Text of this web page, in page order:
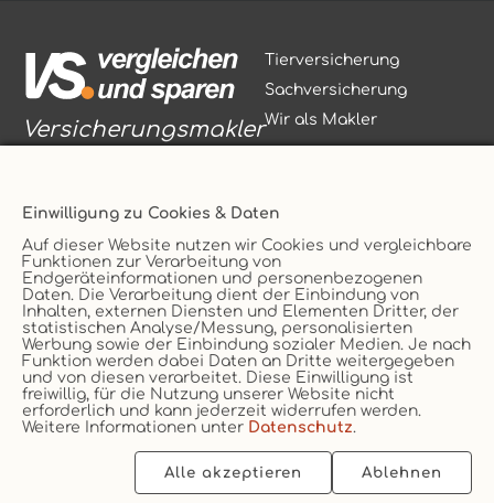
Einwilligung zu Cookies & Daten
Auf dieser Website nutzen wir Cookies und vergleichbare
Funktionen zur Verarbeitung von
Endgeräteinformationen und personenbezogenen
Daten. Die Verarbeitung dient der Einbindung von
Inhalten, externen Diensten und Elementen Dritter, der
statistischen Analyse/Messung, personalisierten
Werbung sowie der Einbindung sozialer Medien. Je nach
Funktion werden dabei Daten an Dritte weitergegeben
und von diesen verarbeitet. Diese Einwilligung ist
freiwillig, für die Nutzung unserer Website nicht
erforderlich und kann jederzeit widerrufen werden.
Weitere Informationen unter Datenschutz.
Alle akzeptieren Ablehnen
Versicherungsmakler
Vertrag widerrufen
Tierversicherung
Sachversicherung
Wir als Makler
Service
Kontakt
Unternehmen
Erstinformation
AGB
Datenschutz
Impressum
Cookie
2026 © vs. vergleichen-und-sparen.de